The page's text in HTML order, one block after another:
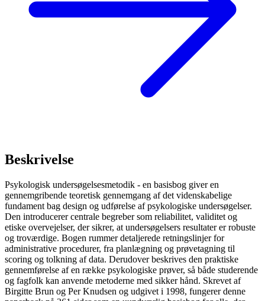
Beskrivelse
Psykologisk undersøgelsesmetodik - en basisbog giver en
gennemgribende teoretisk gennemgang af det videnskabelige
fundament bag design og udførelse af psykologiske undersøgelser.
Den introducerer centrale begreber som reliabilitet, validitet og
etiske overvejelser, der sikrer, at undersøgelsers resultater er robuste
og troværdige. Bogen rummer detaljerede retningslinjer for
administrative procedurer, fra planlægning og prøvetagning til
scoring og tolkning af data. Derudover beskrives den praktiske
gennemførelse af en række psykologiske prøver, så både studerende
og fagfolk kan anvende metoderne med sikker hånd. Skrevet af
Birgitte Brun og Per Knudsen og udgivet i 1998, fungerer denne